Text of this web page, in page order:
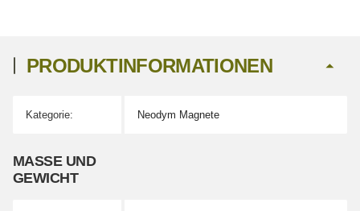
PRODUKTINFORMATIONEN
Produkteigenschaft
Wert
Kategorie: Neodym Magnete
MASSE UND G
EWICHT